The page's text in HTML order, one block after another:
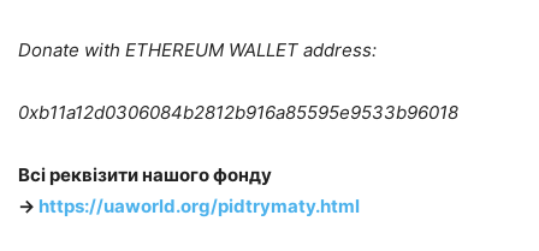
Donate with ETHEREUM WALLET address:
0xb11a12d0306084b2812b916a85595e9533b96018
Всі реквізити нашого фонду
→ https://uaworld.org/pidtrymaty.html